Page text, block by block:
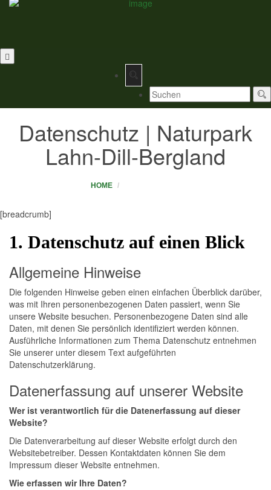
Datenschutz | Naturpark
Lahn-Dill-Bergland
HOME
[breadcrumb]
1. Datenschutz auf einen Blick
Allgemeine Hinweise
Die folgenden Hinweise geben einen einfachen Überblick darüber,
was mit Ihren personenbezogenen Daten passiert, wenn Sie
unsere Website besuchen. Personenbezogene Daten sind alle
Daten, mit denen Sie persönlich identifiziert werden können.
Ausführliche Informationen zum Thema Datenschutz entnehmen
Sie unserer unter diesem Text aufgeführten
Datenschutzerklärung.
Datenerfassung auf unserer Website
Wer ist verantwortlich für die Datenerfassung auf dieser
Website?
Die Datenverarbeitung auf dieser Website erfolgt durch den
Websitebetreiber. Dessen Kontaktdaten können Sie dem
Impressum dieser Website entnehmen.
Wie erfassen wir Ihre Daten?